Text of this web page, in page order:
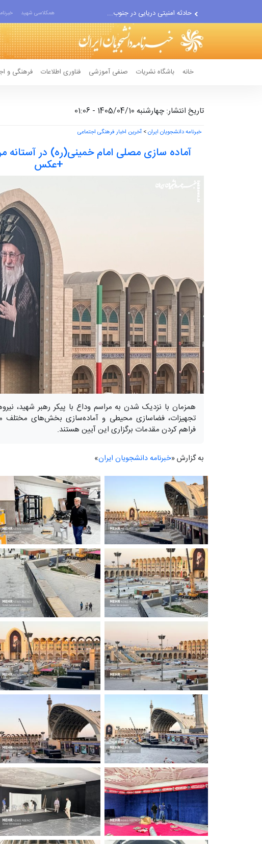
حادثه امنیتی دریایی در جنوب...
لفاظی جدید نتانیاهو علیه ایران
همکلاسی شهید
خانه باشگاه نشریات صنفی آموزشی فناوری اطلاعات فرهنگی و
تاریخ انتشار: چهارشنبه 1405/04/10 - 01:06
خبرنامه دانشجویان ایران> آخرین اخبار فرهنگی اجتماعی
آماده سازی مصلی امام خمینی(ره) در آستانه
+عکس
همزمان با نزدیک شدن به مراسم وداع با پیکر رهبر شهید،
تجهیزات، فضاسازی محیطی و آماده‌سازی بخش‌های مختلف
فراهم کردن مقدمات برگزاری این آیین هستند.
به گزارش «خبرنامه دانشجویان ایران»